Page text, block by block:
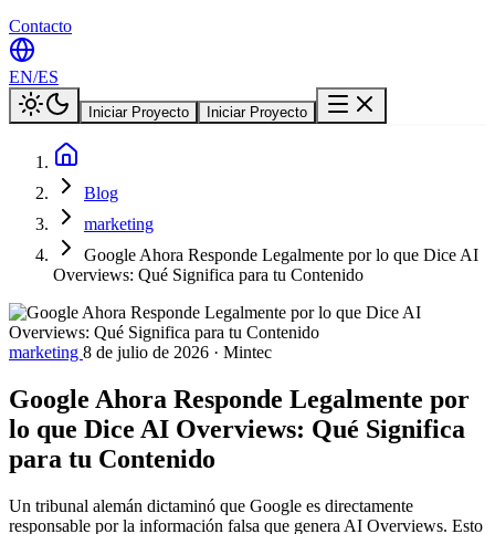
Contacto
EN/ES
Iniciar Proyecto Iniciar Proyecto
Blog
marketing
Google Ahora Responde Legalmente por lo que Dice AI
Overviews: Qué Significa para tu Contenido
marketing 8 de julio de 2026 · Mintec
Google Ahora Responde Legalmente por
lo que Dice AI Overviews: Qué Significa
para tu Contenido
Un tribunal alemán dictaminó que Google es directamente
responsable por la información falsa que genera AI Overviews. Esto